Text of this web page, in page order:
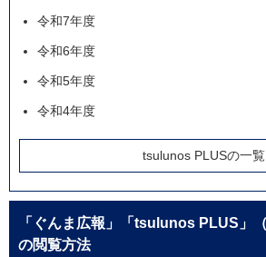
令和7年度
令和6年度
令和5年度
令和4年度
tsulunos PLUSの一覧
「ぐんま広報」「tsulunos PLUS」
の閲覧方法